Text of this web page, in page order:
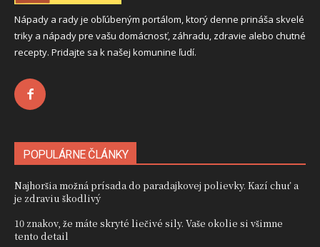
Nápady a rady je obľúbeným portálom, ktorý denne prináša skvelé
triky a nápady pre vašu domácnosť, záhradu, zdravie alebo chutné
recepty. Pridajte sa k našej komunine ľudí.
POPULÁRNE ČLÁNKY
Najhoršia možná prísada do paradajkovej polievky. Kazí chuť a
je zdraviu škodlivý
10 znakov, že máte skryté liečivé sily. Vaše okolie si všimne
tento detail